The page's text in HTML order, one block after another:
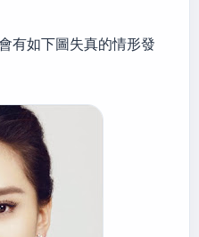
有如下圖失真的情形發